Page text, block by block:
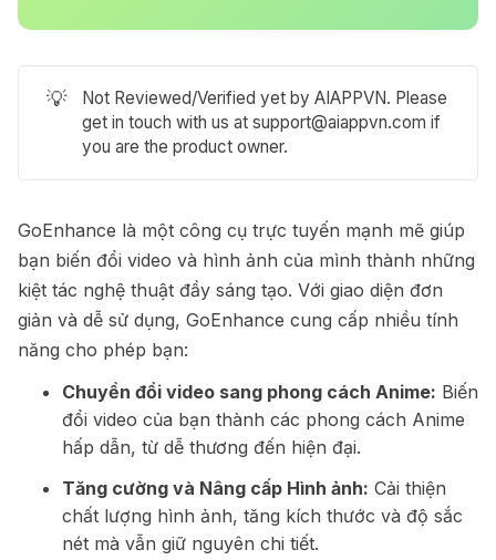
💡
Not Reviewed/Verified yet by AIAPPVN. Please
get in touch with us atsupport@aiappvn.com if
you are the product owner.
GoEnhance là một công cụ trực tuyến mạnh mẽ giúp
bạn biến đổi video và hình ảnh của mình thành những
kiệt tác nghệ thuật đầy sáng tạo. Với giao diện đơn
giản và dễ sử dụng, GoEnhance cung cấp nhiều tính
năng cho phép bạn:
Chuyển đổi video sang phong cách Anime: Biến
đổi video của bạn thành các phong cách Anime
hấp dẫn, từ dễ thương đến hiện đại.
Tăng cường và Nâng cấp Hình ảnh: Cải thiện
chất lượng hình ảnh, tăng kích thước và độ sắc
nét mà vẫn giữ nguyên chi tiết.